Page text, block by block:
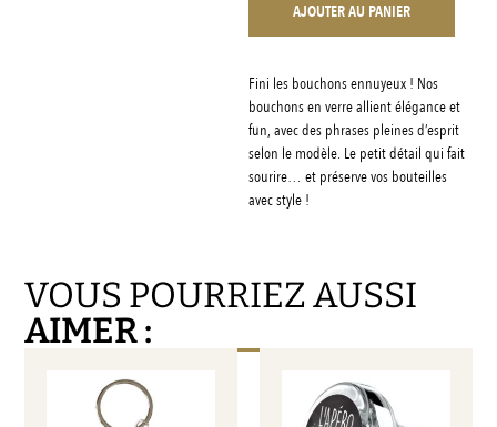
AJOUTER AU PANIER
Fini les bouchons ennuyeux ! Nos
bouchons en verre allient élégance et
fun, avec des phrases pleines d’esprit
selon le modèle. Le petit détail qui fait
sourire… et préserve vos bouteilles
avec style !
VOUS POURRIEZ AUSSI
AIMER :